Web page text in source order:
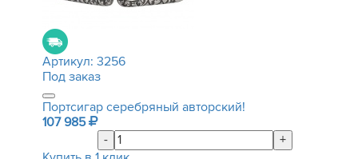
Артикул: 3256
Под заказ
Портсигар серебряный авторский!
107 985
-
+